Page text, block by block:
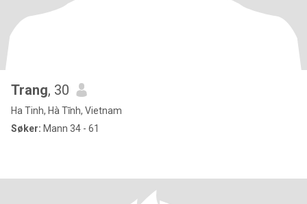
Trang, 30
Ha Tinh, Hà Tĩnh, Vietnam
Søker: Mann 34 - 61